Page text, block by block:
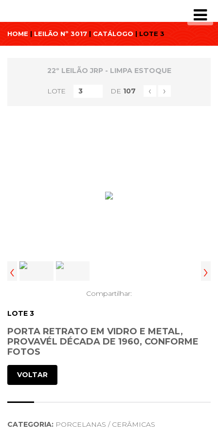
HOME | LEILÃO Nº 3017 | CATÁLOGO | LOTE 3
22º LEILÃO JRP - LIMPA ESTOQUE
LOTE DE 107 ‹ ›
‹ ›
Compartilhar:
LOTE 3
PORTA RETRATO EM VIDRO E METAL,
PROVAVÉL DÉCADA DE 1960, CONFORME
FOTOS
VOLTAR
CATEGORIA: PORCELANAS / CERÂMICAS